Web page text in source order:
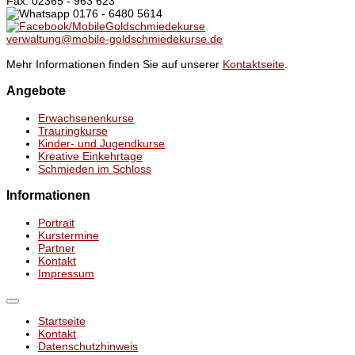
0176 - 6480 5614
/MobileGoldschmiedekurse
verwaltung@mobile-goldschmiedekurse.de
Mehr Informationen finden Sie auf unserer Kontaktseite
Angebote
Erwachsenenkurse
Trauringkurse
Kinder- und Jugendkurse
Kreative Einkehrtage
Schmieden im Schloss
Informationen
Portrait
Kurstermine
Partner
Kontakt
Impressum
Startseite
Kontakt
Datenschutzhinweis